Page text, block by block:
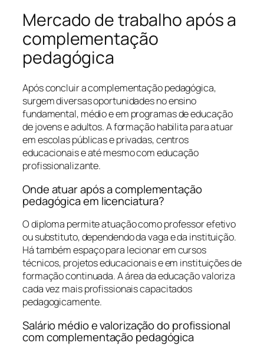
Mercado de trabalho após a
complementação
pedagógica
Após concluir a complementação pedagógica,
surgem diversas oportunidades no ensino
fundamental, médio e em programas de educação
de jovens e adultos. A formação habilita para atuar
em escolas públicas e privadas, centros
educacionais e até mesmo com educação
profissionalizante.
Onde atuar após a complementação
pedagógica em licenciatura?
O diploma permite atuação como professor efetivo
ou substituto, dependendo da vaga e da instituição.
Há também espaço para lecionar em cursos
técnicos, projetos educacionais e em instituições de
formação continuada. A área da educação valoriza
cada vez mais profissionais capacitados
pedagogicamente.
Salário médio e valorização do profissional
com complementação pedagógica